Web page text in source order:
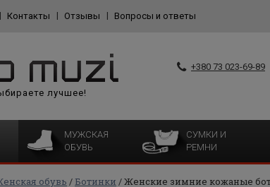
Контакты Отзывы Вопросы и ответы
лучшее!
+380 73 023-69-89
МУЖСКАЯ
ОБУВЬ
СУМКИ И
РЕМНИ
обувь Ботинки Женские зимние кожаные